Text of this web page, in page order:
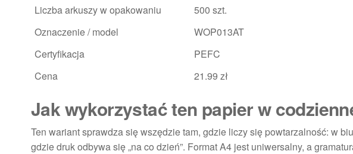
Liczba arkuszy w opakowaniu
500 szt.
Oznaczenie / model
WOP013AT
Certyfikacja
PEFC
Cena
21.99 zł
Jak wykorzystać ten papier w
Ten wariant sprawdza się wszędzie tam, gdzie liczy się powtarzalność: w
gdzie druk odbywa się „na co dzień”. Format A4 jest uniwersalny, a